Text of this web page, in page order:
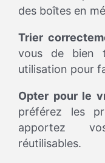
des boîtes en
Trier
vous de bien
utilisation pour
Opter pour le
préférez les
apportez
réutilisables.